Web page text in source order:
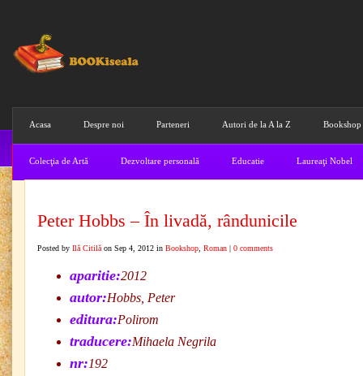
Acasa Despre noi Parteneri Autori de la A la Z Bookshop
Colecţia de Artă Dezvoltare personală Educatie Laureaţi Nobel
Peter Hobbs – În livadă, rândunicile
Posted by Ilă Citilă on Sep 4, 2012 in Bookshop Roman | 0 comments
aparitie:2012
autor:Hobbs, Peter
editura:Polirom
traducere:Mihaela Negrila
nr:192